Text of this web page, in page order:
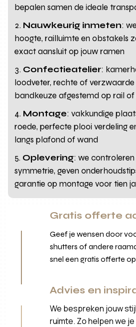
bepalen samen de ideale
Nauwkeurig inmeten:
hoogte, railluimte en obstakels
exact aansluit op jouw ramen
Confectieatelier:
loodveter, rechte of
bandkeuze afgestemd op rail of
Montage: vakkundige
roede, perfecte plooi verdeling
langs plafond of wand
Oplevering: we controleren
symmetrie, geven
garantie op montage voor tien
Gratis offerte
Geef je wensen door
shutters of andere
snel een gratis offerte
Advies en
We bespreken jouw
ruimte. Zo helpen we